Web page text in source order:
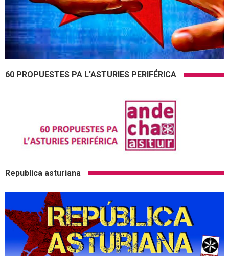
60 PROPUESTES PA L'ASTURIES PERIFÉRICA
Republica asturiana